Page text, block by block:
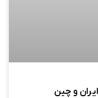
و چین